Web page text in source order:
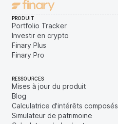
PRODUIT
Portfolio Tracker
Investir en crypto
Finary Plus
Finary Pro
RESSOURCES
Mises à jour du produit
Blog
Calculatrice d'intérêts composés
Simulateur de patrimoine